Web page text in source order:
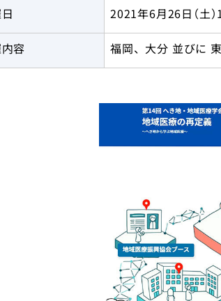
トップ
2021年6月26日（土
容 福岡、大分 並びに